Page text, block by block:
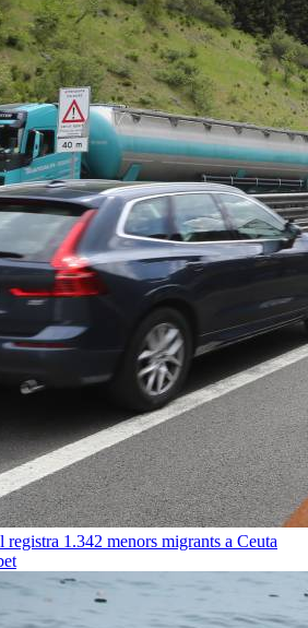
1.342 menors migrants a Ceuta